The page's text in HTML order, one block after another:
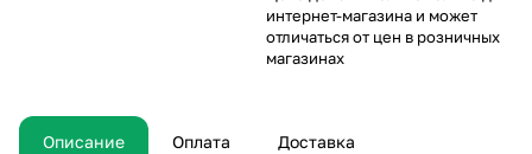
интернет-магазина и может
отличаться от цен в розничных
магазинах
Описание Оплата Доставка